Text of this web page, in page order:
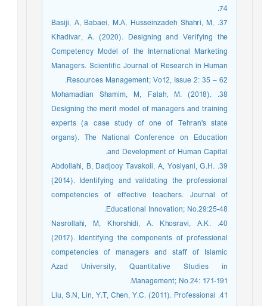
74.
37. Basiji, A, Babaei, M.A, Husseinzadeh Shahri, M,
Khadivar, A. (2020). Designing and Verifying the
Competency Model of the International Marketing
Managers. Scientific Journal of Research in Human
Resources Management; Vo12, Issue 2: 35 – 62.
38. Mohamadian Shamim, M, Falah, M. (2018).
Designing the merit model of managers and training
experts (a case study of one of Tehran's state
organs). The National Conference on Education
and Development of Human Capital.
39. Abdollahi, B, Dadjooy Tavakoli, A, Yoslyani, G.H.
(2014). Identifying and validating the professional
competencies of effective teachers. Journal of
Educational Innovation; No.29:25-48.
40. Nasrollahi, M, Khorshidi, A. Khosravi, A.K.
(2017). Identifying the components of professional
competencies of managers and staff of Islamic
Azad University, Quantitative Studies in
Management; No.24: 171-191.
41. Liu, S.N, Lin, Y.T, Chen, Y.C. (2011). Professional